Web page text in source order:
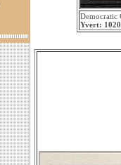
Democratic
Yvert: